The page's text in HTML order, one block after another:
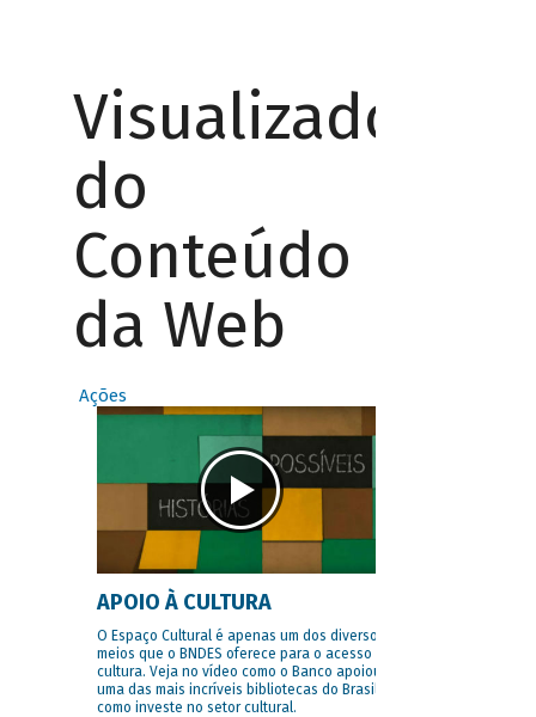
Visualizador
do
Conteúdo
da Web
Ações
APOIO À CULTURA
O Espaço Cultural é apenas um dos diversos
meios que o BNDES oferece para o acesso à
cultura. Veja no vídeo como o Banco apoiou
uma das mais incríveis bibliotecas do Brasil e
como investe no setor cultural.